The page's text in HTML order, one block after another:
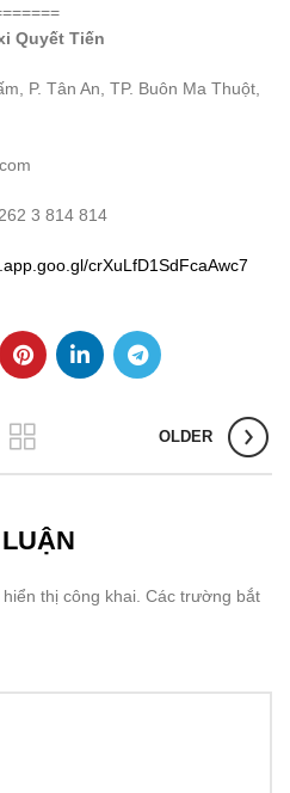
Quyết Tiến
P. Tân An, TP. Buôn Ma Thuột,
3 814 814
crXuLfD1SdFcaAwc7
OLDER
thị công khai. Các trường bắt